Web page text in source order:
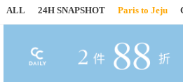
ALL 24H SNAPSHOT Paris to Jeju